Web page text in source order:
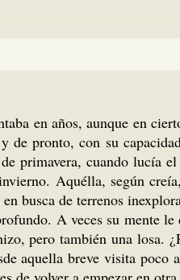
en años, aunque en
pronto, con su
primavera, cuando lucía
Aquélla, según
busca de terrenos
A veces su mente
pero también una losa.
aquella breve visita poco